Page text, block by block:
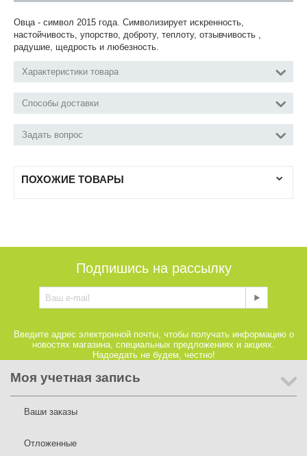
Овца - символ 2015 года. Символизирует искренность,
настойчивость, упорство, доброту, теплоту, отзывчивость ,
радушие, щедрость и любезность.
Характеристики товара
Способы доставки
Задать вопрос
ПОХОЖИЕ ТОВАРЫ
Подпишись на рассылку
Введите адрес электронной почты, чтобы получать информацию о
новостях магазина, специальных предложениях и акциях.
Надоедать не будем, честно!
Моя учетная запись
Ваши заказы
Отложенные